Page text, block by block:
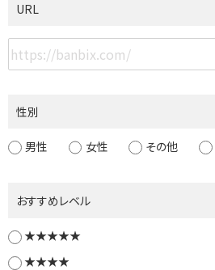
URL
性別
男性 女性 その他
おすすめレベル
★★★★★
★★★★